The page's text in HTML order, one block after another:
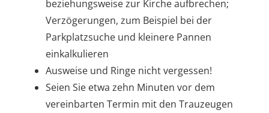
beziehungsweise zur Kirche aufbrechen;
Verzögerungen, zum Beispiel bei der
Parkplatzsuche und kleinere Pannen
einkalkulieren
Ausweise und Ringe nicht vergessen!
Seien Sie etwa zehn Minuten vor dem
vereinbarten Termin mit den Trauzeugen